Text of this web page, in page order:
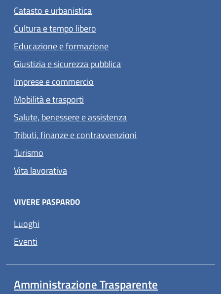
Catasto e urbanistica
Cultura e tempo libero
Educazione e formazione
Giustizia e sicurezza pubblica
Imprese e commercio
Mobilità e trasporti
Salute, benessere e assistenza
Tributi, finanze e contravvenzioni
Turismo
Vita lavorativa
VIVERE PASPARDO
Luoghi
Eventi
Amministrazione Trasparente